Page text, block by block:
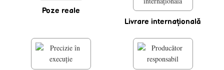
Poze reale
Livrare internaţională